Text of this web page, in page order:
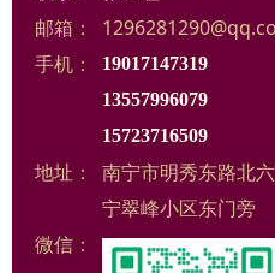
邮箱：
手机：
19017147319
13557996079
15723716509
地址：
南宁市明秀东路北
宁翠峰小区东门旁
微信：